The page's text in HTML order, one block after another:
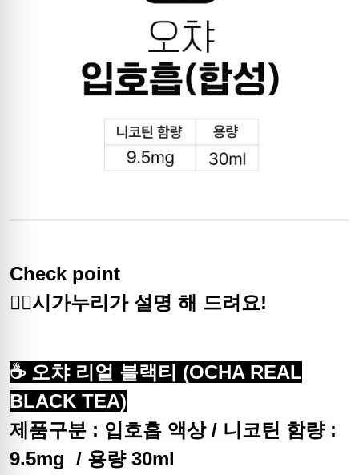
Check point
🙋‍♀️시가누리가 설명 해 드려요!
☕ 오챠 리얼 블랙티 (OCHA REAL
BLACK TEA)
제품구분 : 입호흡 액상 / 니코틴 함량 :
9.5mg / 용량 30ml